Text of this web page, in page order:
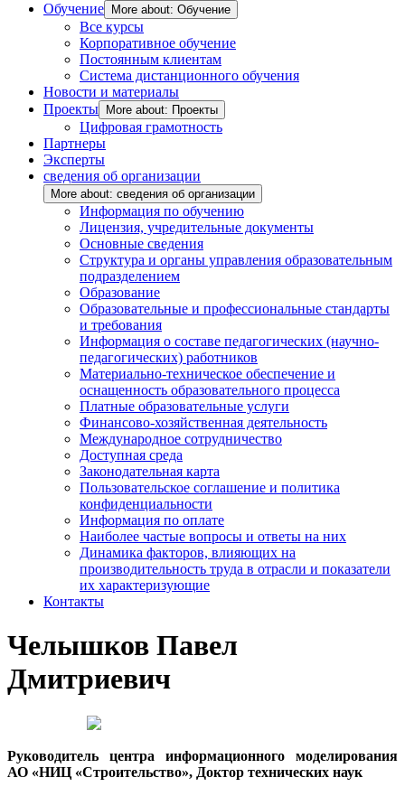
Обучение
More about: Обучение
Все курсы
Корпоративное обучение
Постоянным клиентам
Система дистанционного обучения
Новости и материалы
Проекты
More about: Проекты
Цифровая грамотность
Партнеры
Эксперты
сведения об организации
More about: сведения об организации
Информация по обучению
Лицензия, учредительные документы
Основные сведения
Структура и органы управления образовательным
подразделением
Образование
Образовательные и профессиональные стандарты
и требования
Информация о составе педагогических (научно-
педагогических) работников
Материально-техническое обеспечение и
оснащенность образовательного процесса
Платные образовательные услуги
Финансово-хозяйственная деятельность
Международное сотрудничество
Доступная среда
Законодательная карта
Пользовательское соглашение и политика
конфиденциальности
Информация по оплате
Наиболее частые вопросы и ответы на них
Динамика факторов, влияющих на
производительность труда в отрасли и показатели
их характеризующие
Контакты
Челышков Павел
Дмитриевич
Руководитель центра информационного моделирования
АО «НИЦ «Строительство», Доктор технических наук